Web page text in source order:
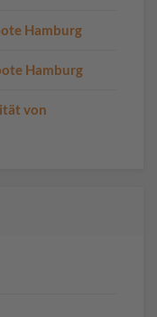
Hamburg
Hamburg
von